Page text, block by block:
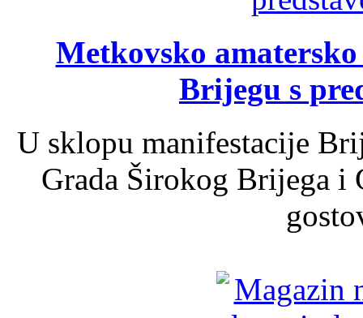
Metkovsko
Brijegu s
U sklopu manifestacije
Grada Širokog Brijega